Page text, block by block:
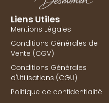
Liens Utiles
Mentions Légales
Conditions Générales de
Vente (CGV)
Conditions Générales
d'Utilisations (CGU)
Politique de confidentialité